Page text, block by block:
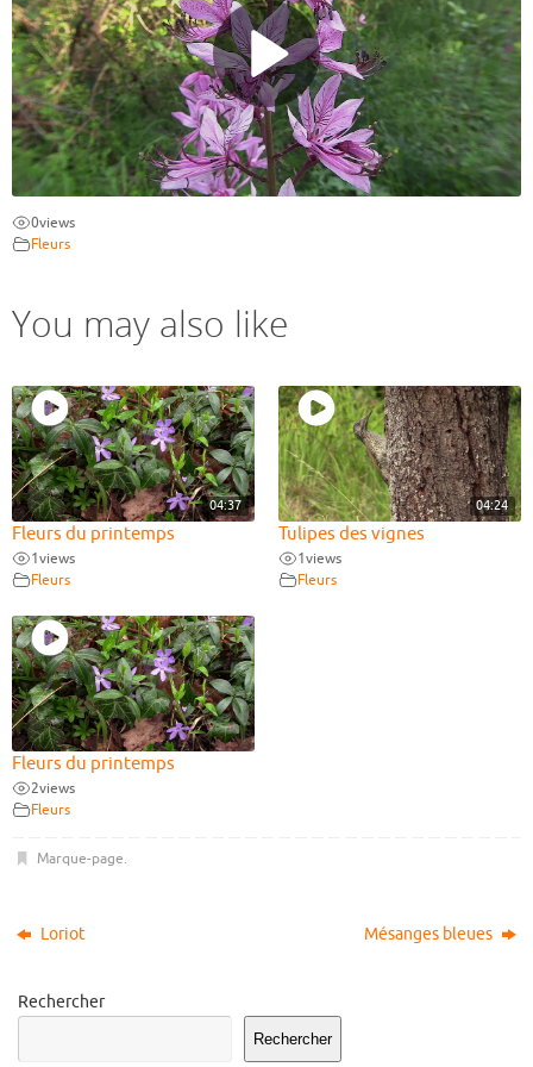
0views
Fleurs
You may also like
04:37
Fleurs du printemps
1views
Fleurs
04:24
Tulipes des vignes
1views
Fleurs
Fleurs du printemps
2views
Fleurs
Marque-page.
Loriot Mésanges bleues
Rechercher
Rechercher